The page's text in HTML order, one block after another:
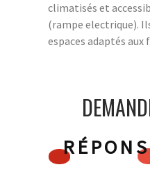
climatisés et
(rampe electrique).
espaces adaptés